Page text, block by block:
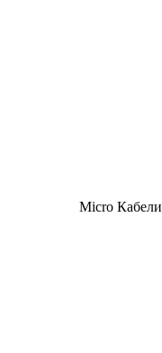
Micro Кабели